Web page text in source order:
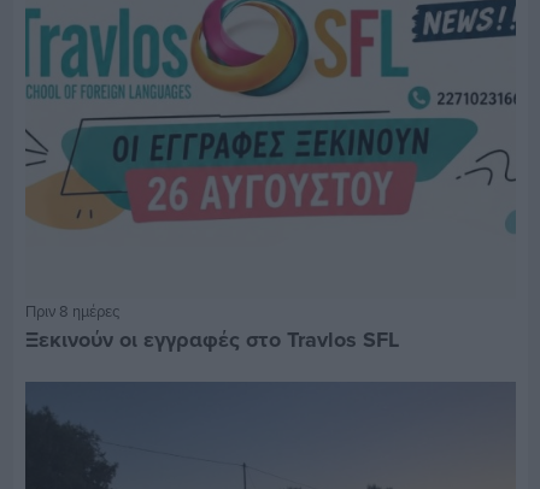
Πριν 8 ημέρες
Ξεκινούν οι εγγραφές στο Travlos SFL